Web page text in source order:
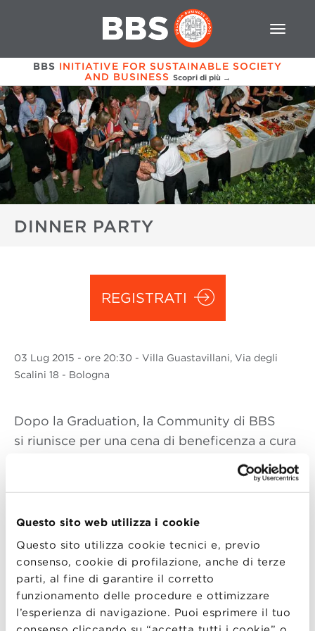
Questo sito web utilizza i cookie
Questo sito utilizza cookie tecnici e, previo
consenso, cookie di profilazione, anche di terze
parti, al fine di garantire il corretto
funzionamento delle procedure e ottimizzare
l’esperienza di navigazione. Puoi esprimere il tuo
BBS INITIATIVE FOR SUSTAINABLE SOCIETY
AND BUSINESS Scopri di più →
DINNER PARTY
REGISTRATI
03 Lug 2015 - ore 20:30 - Villa Guastavillani, Via degli
Scalini 18 - Bologna
Dopo la Graduation, la Community di BBS
si riunisce per una cena di beneficenza a cura
dell’associazione Chef to Chef e festeggiare i
finanziareborse di studio per i Master
DINNER PARTY
AssociazioneChef to Chef
I fondi raccolti saranno utilizzati per
finanziare borse di studio per i Master di BBS